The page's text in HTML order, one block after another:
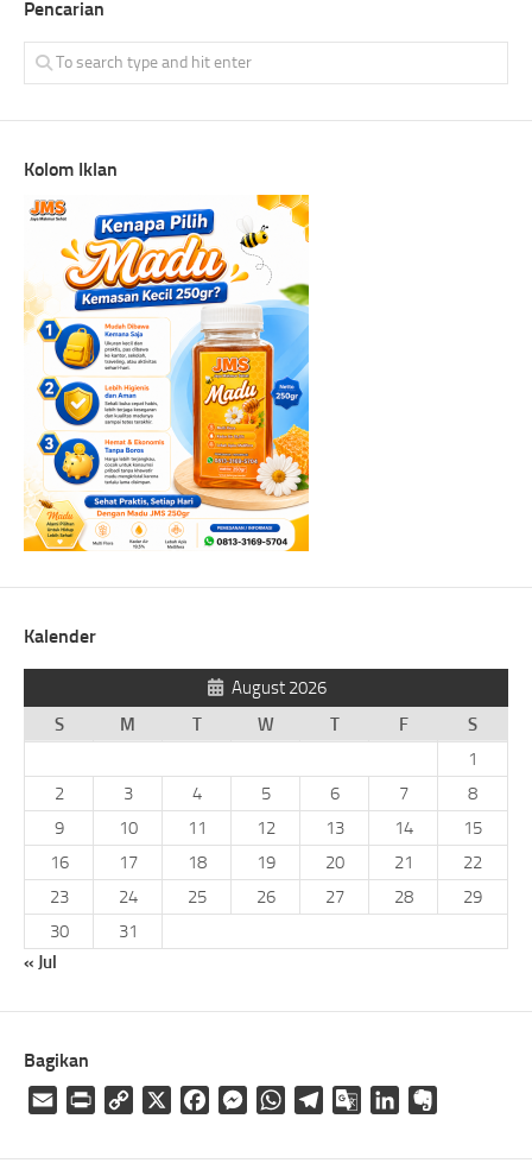
Pencarian
Kolom Iklan
Kalender
August 2026
S
M T W T F
S
1
2
3 4 5 6 7
8
9
10 11 12 13 14
15
16
17 18 19 20 21
22
23
24 25 26 27 28
29
30
31
« Jul
Bagikan
Email
Print
Copy
FacebookMessengerWhatsAppTelegramGoogleLinkedIn